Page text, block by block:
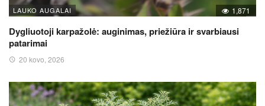
LAUKO AUGALAI 1,871
Dygliuotoji karpažolė: auginimas, priežiūra ir svarbiausi
patarimai
20 kovo, 2026